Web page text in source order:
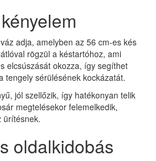
adja, amelyben az 56 cm-es kés
rögzül a késtartóhoz, ami
elcsúszását okozza, így segíthet
tengely sérülésének kockázatát.
jól szellőzik, így hatékonyan telik
megtelésekor felemelkedik,
ürítésnek.
oldalkidobás